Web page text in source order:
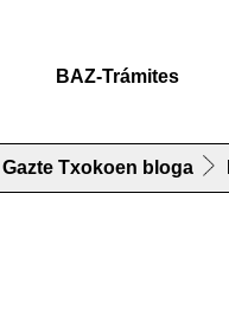
BAZ-Trámites
Gazte Txokoen bloga